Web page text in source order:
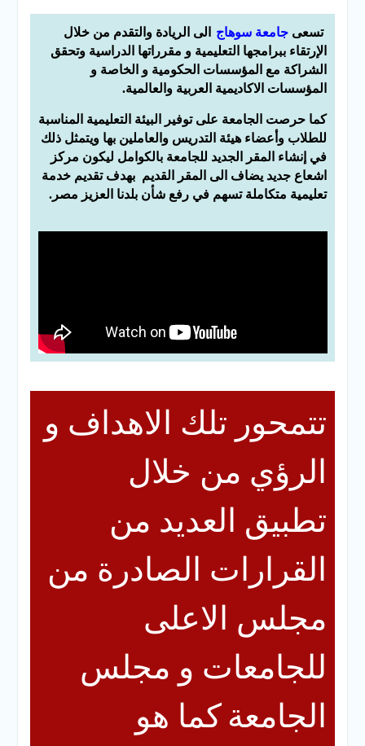
الإلكتروني للقبول بالجامعات
2026
تسعى جامعة سوهاج
الى الريادة والتقدم من خلال
الإرتقاء ببرامجها التعليمية و مقرراتها الدراسية وتحقق
الشراكة مع المؤسسات الحكومية و الخاصة و
المؤسسات الاكاديمية العربية والعالمية.
كما حرصت الجامعة على توفير البيئة التعليمية المناسبة
للطلاب وأعضاء هيئة التدريس والعاملين بها ويتمثل ذلك
في إنشاء المقر الجديد للجامعة بالكوامل ليكون مركز
اشعاع جديد يضاف الى المقر القديم بهدف تقديم خدمة
تعليمية متكاملة تسهم في رفع شأن بلدنا العزيز مصر .
تتمحور تلك الاهداف و
الرؤي من خلال
تطبيق العديد من
القرارات الصادرة من
مجلس الاعلى
للجامعات و مجلس
الجامعة كما هو